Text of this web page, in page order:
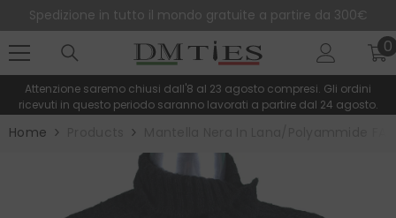
Spedizione in tutto il mondo gratuite a partire da 300€
00
Attenzione saremo chiusi dall'8 al 23 agosto compresi. Gli ordini
ricevuti in questo periodo saranno lavorati a partire dal 24 agosto.
Home